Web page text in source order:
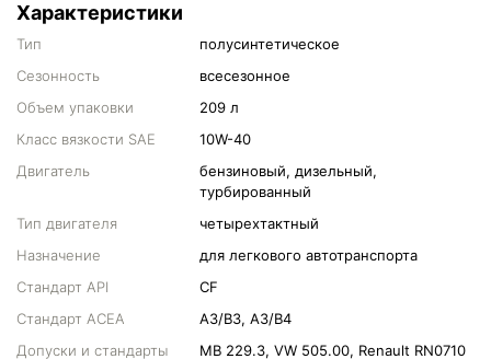
Характеристики
Тип
полусинтетическое
Сезонность
всесезонное
Объем упаковки
209 л
Класс вязкости SAE
10W-40
Двигатель
бензиновый, дизельный,
турбированный
Тип двигателя
четырехтактный
Назначение
для легкового автотранспорта
Стандарт API
CF
Стандарт ACEA
A3/B3, A3/B4
Допуски и стандарты
MB 229.3, VW 505.00, Renault RN0710